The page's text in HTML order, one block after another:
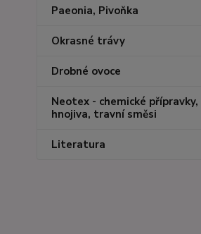
Paeonia, Pivoňka
Okrasné trávy
Drobné ovoce
Neotex - chemické přípravky,
hnojiva, travní směsi
Literatura